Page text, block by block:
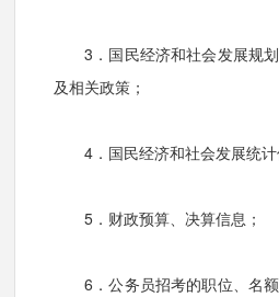
3．国民经济和社会发展规
及相关政策；
4．国民经济和社会发展统计
5．财政预算、决算信息；
6．公务员招考的职位、名